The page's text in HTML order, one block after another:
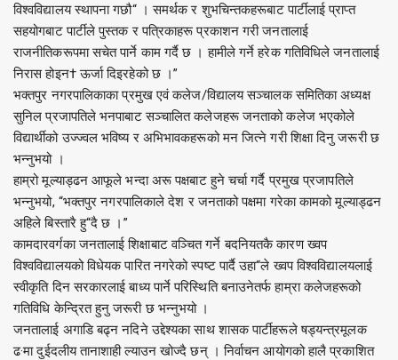
विश्वविद्यालय स्थापना गछौ“ । समर्थक र शुभचिन्तकहरूबाट पार्टीलाई प्राप्त
सहयोगबाट पार्टीले पुस्तक र पत्रिकाहरू प्रकाशन गरी जनतालाई
राजनीतिकरूपमा सचेत पार्ने काम गर्दै छ । हामीले गर्ने हरेक गतिविधिले जनतालाई
निरास होइन† ऊर्जा दिइरहेको छ ।”
भक्तपुर नगरपालिकाका प्रमुख एवं कलेज/विद्यालय सञ्चालक समितिका अध्यक्ष
सुनिल प्रजापतिले भनपाबाट सञ्चालित कलेजहरू जनताको कलेज भएकोले
विद्यार्थीको उज्ज्वल भविष्य र अभिभावकहरूको मन जित्ने गरी शिक्षा दिनु जरूरी छ
भन्नुभयो ।
हाम्रो मूल्याड्ढन आफूले भन्दा अरू पक्षबाट हुने चर्चा गर्दै प्रमुख प्रजापतिले
भन्नुभयो, “भक्तपुर नगरपालिकाले देश र जनताको पक्षमा गरेका कामको मूल्याड्ढन
अहिले बिस्तारै हु“दै छ ।”
कामदारवर्गका जनतालाई शिक्षाबाट वञ्चित गर्ने बदनियतकै कारण ख्वप
विश्वविद्यालयको विधेयक पारित नगरेको स्पष्ट पार्दै उहा“ले ख्वप विश्वविद्यालयलाई
स्वीकृति दिन सरकारलाई बाध्य पार्ने परिस्थिति बनाउनेतर्फ हाम्रा कलेजहरूको
गतिविधि केन्द्रित हुनु जरूरी छ भन्नुभयो ।
जनतालाई अगाडि बढ्न नदिने उद्देश्यका साथ शासक पार्टीहरूले षड्यन्त्रमूलक
ढ·मा दुईदलीय तानाशाही ल्याउन खोज्दै छन् । निर्वाचन आयोगको हालै प्रकाशित